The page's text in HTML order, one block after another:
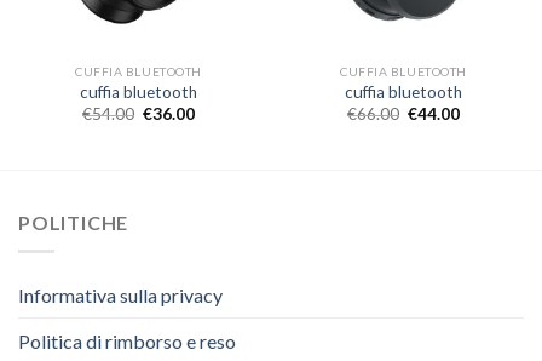
CUFFIA BLUETOOTH
cuffia bluetooth
€54.00 €36.00
CUFFIA BLUETOOTH
cuffia bluetooth
€66.00 €44.00
POLITICHE
Informativa sulla privacy
Politica di rimborso e reso